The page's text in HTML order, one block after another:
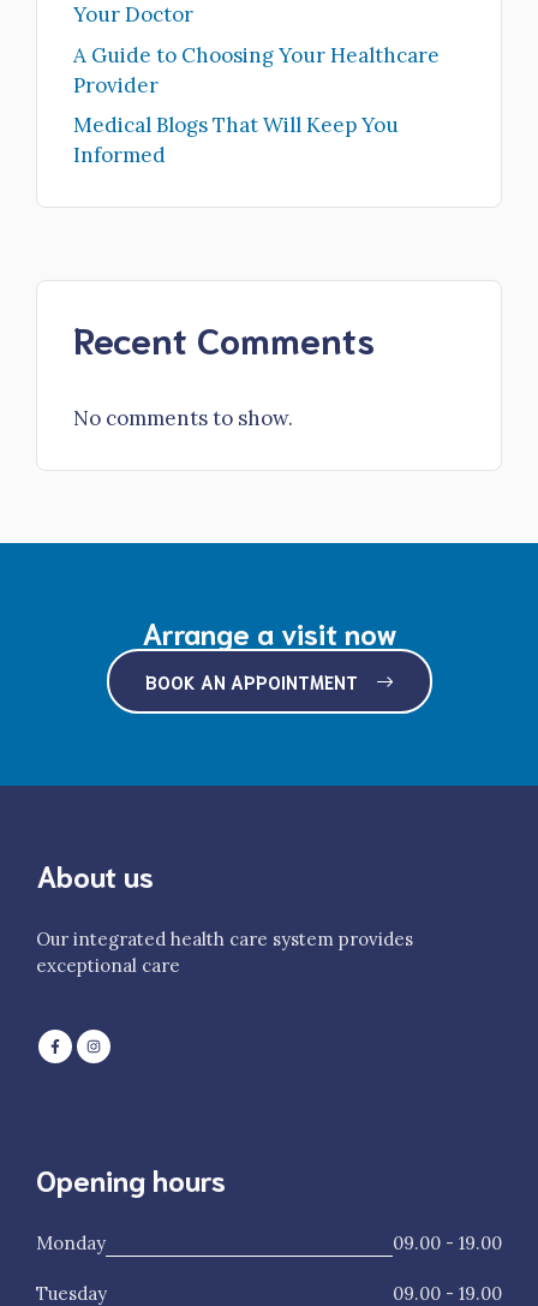
Your Doctor
A Guide to Choosing Your Healthcare
Provider
Medical Blogs That Will Keep You
Informed
Recent Comments
No comments to show.
Arrange a visit now
BOOK AN APPOINTMENT
About us
Our integrated health care system provides
exceptional care
Opening hours
Monday 09.00 - 19.00
Tuesday 09.00 - 19.00